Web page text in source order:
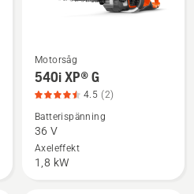
Se
mer
information
om
540i
XP®
Motorsåg
540i XP® G
4.5 (2)
Batterispänning
36 V
Axeleffekt
1,8 kW